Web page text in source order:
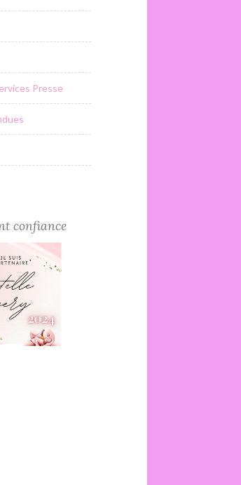
Presse
confiance